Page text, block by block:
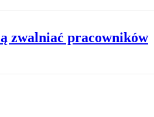
zwalniać pracowników